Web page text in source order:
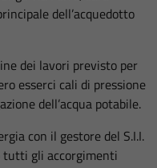
dell’acquedotto
dei lavori previsto per
esserci cali di pressione
dell’acqua potabile.
con il gestore del S.I.I.
tutti gli accorgimenti